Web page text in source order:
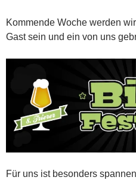
Kommende Woche werden
Gast sein und ein von uns
Für uns ist besonders